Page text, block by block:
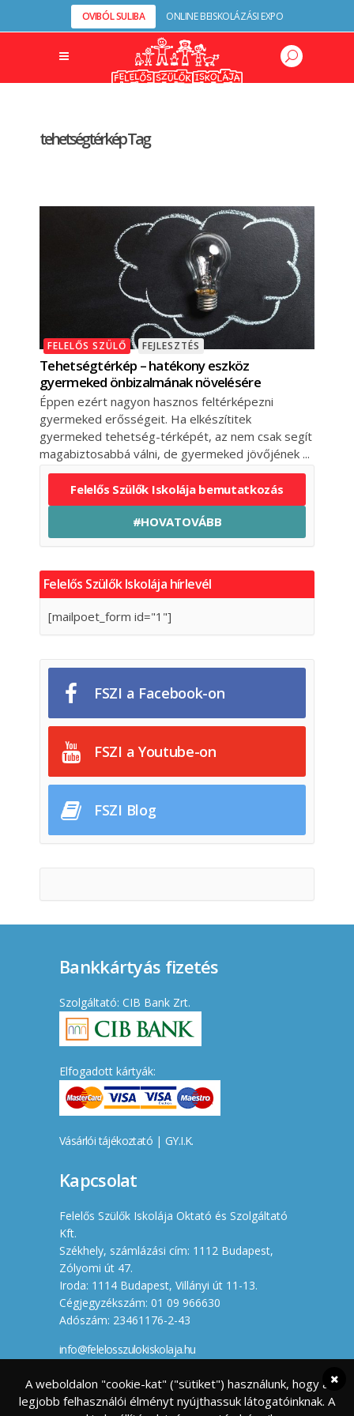
OVIBÓL SULIBA ONLINE BEISKOLÁZÁSI EXPO
tehetségtérkép Tag
FELELŐS SZÜLŐ FEJLESZTÉS
Tehetségtérkép – hatékony eszköz
gyermeked önbizalmának növelésére
Éppen ezért nagyon hasznos feltérképezni
gyermeked erősségeit. Ha elkészítitek
gyermeked tehetség-térképét, az nem csak segít
magabiztosabbá válni, de gyermeked jövőjének
Felelős Szülők Iskolája bemutatkozás
#HOVATOVÁBB
Felelős Szülők Iskolája hírlevél
[mailpoet_form id="1"]
FSZI a Facebook-on
FSZI a Youtube-on
FSZI Blog
Bankkártyás fizetés
Szolgáltató: CIB Bank Zrt.
Elfogadott kártyák:
Vásárlói tájékoztató | GY.I.K.
Kapcsolat
Felelős Szülők Iskolája Oktató és Szolgáltató
Kft.
Székhely, számlázási cím: 1112 Budapest,
Zólyomi út 47.
Iroda: 1114 Budapest, Villányi út 11-13.
Cégjegyzékszám: 01 09 966630
Adószám: 23461176-2-43
info@felelosszulokiskolaja.hu
Készítette
A weboldalon "cookie-kat" ("sütiket") használunk, hogy a
legjobb felhasználói élményt nyújthassuk látogatóinknak. A